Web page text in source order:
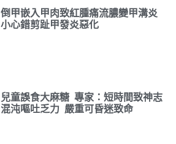
倒甲嵌入甲肉致紅腫痛流膿變甲溝炎
小心錯剪趾甲發炎惡化
兒童誤食大麻糖 專家：短時間致神志
混沌嘔吐乏力 嚴重可昏迷致命